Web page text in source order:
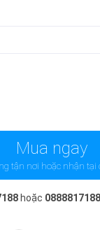
Mua ngay
tận nơi hoặc nhận tại
hoặc 0888817188